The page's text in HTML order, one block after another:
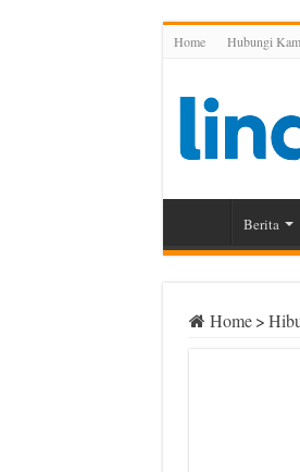
Home Hubungi
Berita
Home >